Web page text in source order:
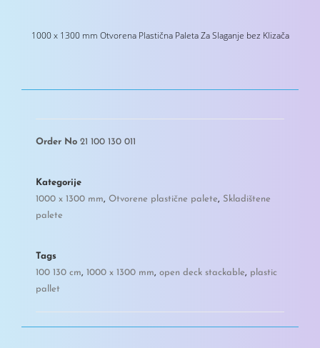
1000 x 1300 mm Otvorena Plastična Paleta Za Slaganje bez Klizača
Order No 21 100 130 011
Kategorije
1000 x 1300 mm, Otvorene plastične palete, Skladištene
palete
Tags
100 130 cm, 1000 x 1300 mm, open deck stackable, plastic
pallet